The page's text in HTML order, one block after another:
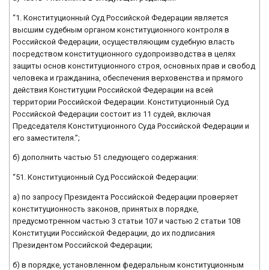
“1. Конституционный Суд Российской Федерации является
высшим судебным органом конституционного контроля в
Российской Федерации, осуществляющим судебную власть
посредством конституционного судопроизводства в целях
защиты основ конституционного строя, основных прав и свобод
человека и гражданина, обеспечения верховенства и прямого
действия Конституции Российской Федерации на всей
территории Российской Федерации. Конституционный Суд
Российской Федерации состоит из 11 судей, включая
Председателя Конституционного Суда Российской Федерации и
его заместителя.”;
б) дополнить частью 51 следующего содержания:
“51. Конституционный Суд Российской Федерации:
а) по запросу Президента Российской Федерации проверяет
конституционность законов, принятых в порядке,
предусмотренном частью 3 статьи 107 и частью 2 статьи 108
Конституции Российской Федерации, до их подписания
Президентом Российской Федерации;
б) в порядке, установленном федеральным конституционным